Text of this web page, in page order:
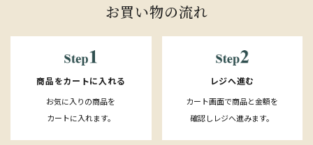
お買い物の流れ
商品をカートに入れる
お気に入りの商品を
カートに入れます。
レジへ進む
カート画面で商品と金額を
確認しレジへ進みます。